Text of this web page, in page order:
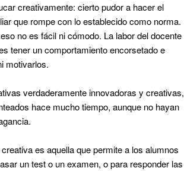
creativamente: cierto pudor a hacer el
que rompe con lo establecidocomo norma.
no es fácil ni cómodo. La labor del docente
tener un comportamiento encorsetado e
motivarlos.
verdaderamente innovadoras y creativas,
hace mucho tiempo, aunque no hayan
es aquella que permite a los alumnos
un test o un examen, o para responder las